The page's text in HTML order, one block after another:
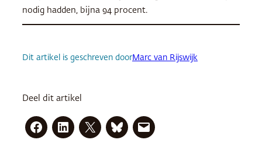
nodig hadden, bijna 94 procent.
Dit artikel is geschreven doorMarc van Rijswijk
Deel dit artikel